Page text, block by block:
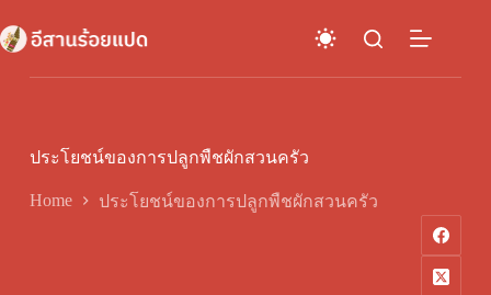
to
content
ประโยชน์ของการปลูกพืชผักสวนครัว
Home ประโยชน์ของการปลูกพืชผักสวนครัว